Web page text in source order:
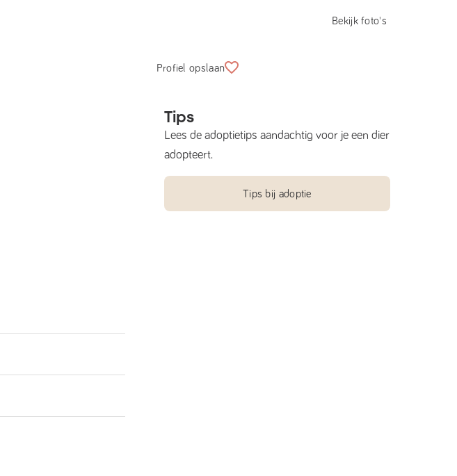
Bekijk foto's
Profiel opslaan
Tips
Lees de adoptietips aandachtig voor je een dier
adopteert.
Tips bij adoptie